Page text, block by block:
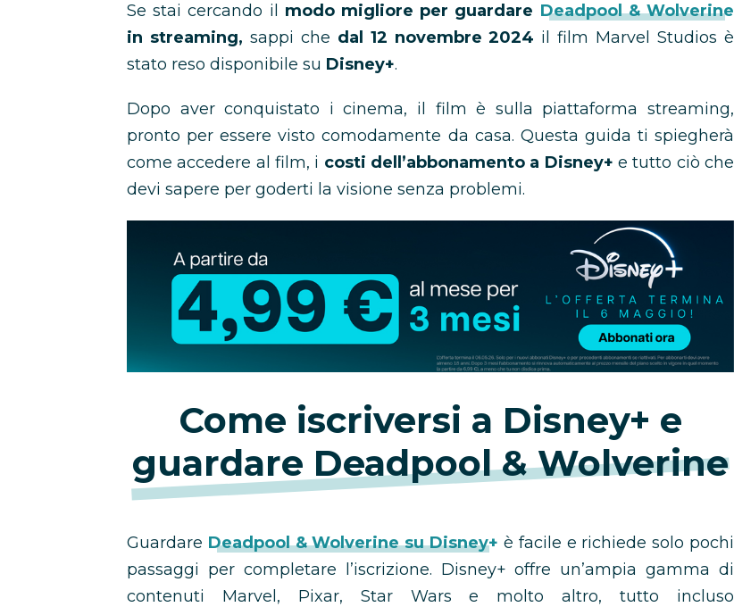
Se stai cercando il modo migliore per guardare Deadpool & Wolverine
in streaming, sappi che dal 12 novembre 2024 il film Marvel Studios è
stato reso disponibile su Disney+.
Dopo aver conquistato i cinema, il film è sulla piattaforma streaming,
pronto per essere visto comodamente da casa. Questa guida ti spiegherà
come accedere al film, i costi dell’abbonamento a Disney+ e tutto ciò che
devi sapere per goderti la visione senza problemi.
Disney+
promozione
Come iscriversi a Disney+ e
guardare Deadpool & Wolverine
Guardare Deadpool & Wolverine su Disney+ è facile e richiede solo pochi
passaggi per completare l’iscrizione. Disney+ offre un’ampia gamma di
contenuti Marvel, Pixar, Star Wars e molto altro, tutto incluso